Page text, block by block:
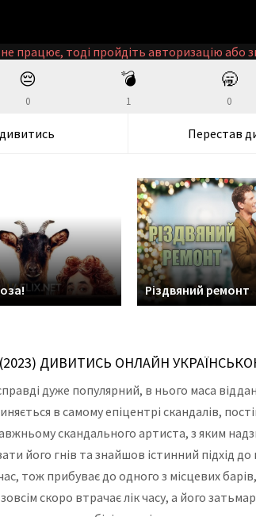
працює, тоді пройдіть авторизацію або
😔
0
💣
1
🥱
0
Перестав
Різдвяний ремонт
ДИВИТИСЬ ОНЛАЙН
дуже популярний, в нього маса
в самому епіцентрі скандалів,
скандального артиста, з яким
його гнів та знайшов істинний підхід
тож прибуває до одного з місцевих
скоро втрачає лік часу, а його